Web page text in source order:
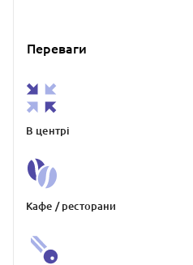
Переваги
В центрі
Кафе / ресторани